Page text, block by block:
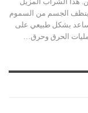
الجسم من السموم
بشكل طبيعي على
الحرق وحرق…